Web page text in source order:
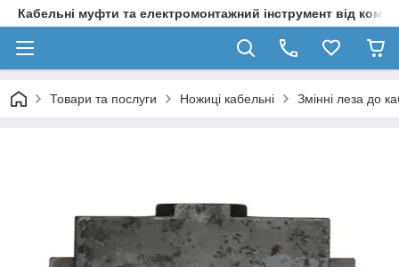
Кабельні муфти та електромонтажний інструмент від
Товари та послуги Ножиці кабельні Змінні леза до